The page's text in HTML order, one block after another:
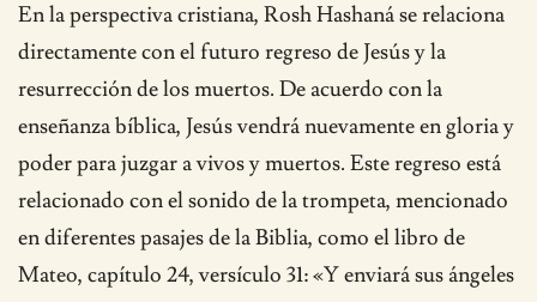
En la perspectiva cristiana, Rosh Hashaná se relaciona
directamente con el futuro regreso de Jesús y la
resurrección de los muertos. De acuerdo con la
enseñanza bíblica, Jesús vendrá nuevamente en gloria y
poder para juzgar a vivos y muertos. Este regreso está
relacionado con el sonido de la trompeta, mencionado
en diferentes pasajes de la Biblia, como el libro de
Mateo, capítulo 24, versículo 31: «Y enviará sus ángeles